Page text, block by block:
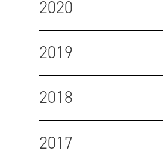
2020
2019
2018
2017